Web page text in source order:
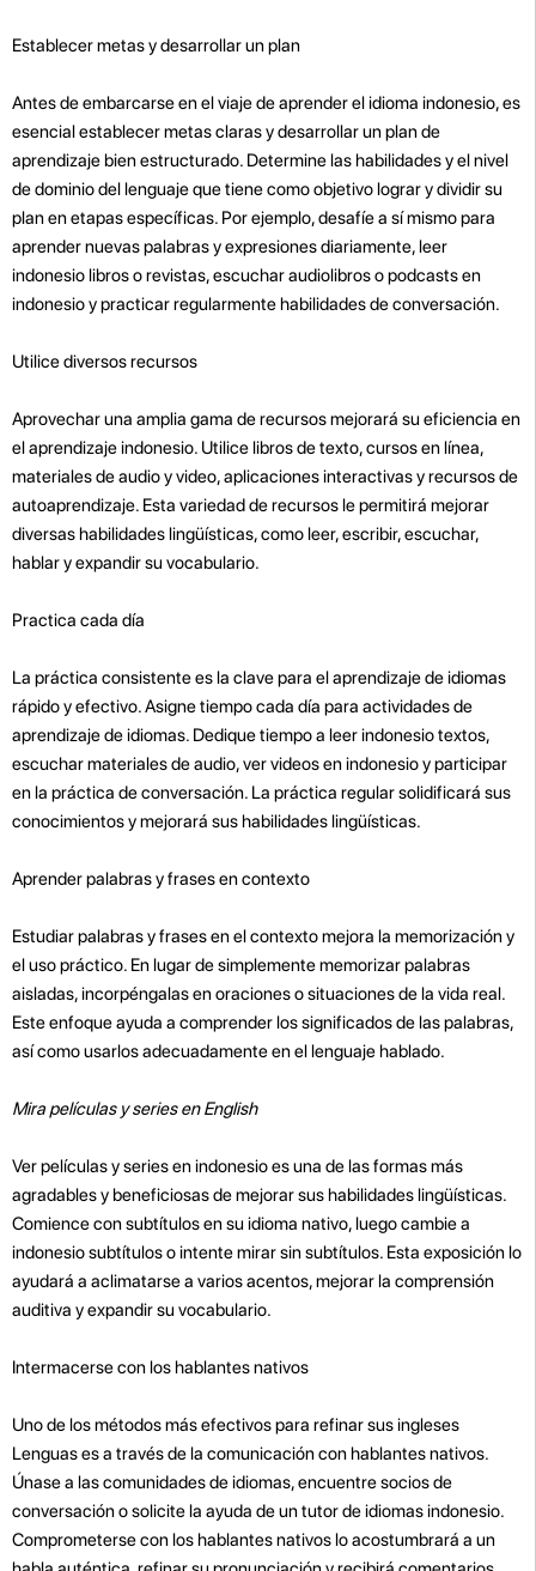
Establecer metas y desarrollar un plan
Antes de embarcarse en el viaje de aprender el idioma indonesio, es
esencial establecer metas claras y desarrollar un plan de
aprendizaje bien estructurado. Determine las habilidades y el nivel
de dominio del lenguaje que tiene como objetivo lograr y dividir su
plan en etapas específicas. Por ejemplo, desafíe a sí mismo para
aprender nuevas palabras y expresiones diariamente, leer
indonesio libros o revistas, escuchar audiolibros o podcasts en
indonesio y practicar regularmente habilidades de conversación.
Utilice diversos recursos
Aprovechar una amplia gama de recursos mejorará su eficiencia en
el aprendizaje indonesio. Utilice libros de texto, cursos en línea,
materiales de audio y video, aplicaciones interactivas y recursos de
autoaprendizaje. Esta variedad de recursos le permitirá mejorar
diversas habilidades lingüísticas, como leer, escribir, escuchar,
hablar y expandir su vocabulario.
Practica cada día
La práctica consistente es la clave para el aprendizaje de idiomas
rápido y efectivo. Asigne tiempo cada día para actividades de
aprendizaje de idiomas. Dedique tiempo a leer indonesio textos,
escuchar materiales de audio, ver videos en indonesio y participar
en la práctica de conversación. La práctica regular solidificará sus
conocimientos y mejorará sus habilidades lingüísticas.
Aprender palabras y frases en contexto
Estudiar palabras y frases en el contexto mejora la memorización y
el uso práctico. En lugar de simplemente memorizar palabras
aisladas, incorpéngalas en oraciones o situaciones de la vida real.
Este enfoque ayuda a comprender los significados de las palabras,
así como usarlos adecuadamente en el lenguaje hablado.
Mira películas y series en English
Ver películas y series en indonesio es una de las formas más
agradables y beneficiosas de mejorar sus habilidades lingüísticas.
Comience con subtítulos en su idioma nativo, luego cambie a
indonesio subtítulos o intente mirar sin subtítulos. Esta exposición lo
ayudará a aclimatarse a varios acentos, mejorar la comprensión
auditiva y expandir su vocabulario.
Intermacerse con los hablantes nativos
Uno de los métodos más efectivos para refinar sus ingleses
Lenguas es a través de la comunicación con hablantes nativos.
Únase a las comunidades de idiomas, encuentre socios de
conversación o solicite la ayuda de un tutor de idiomas indonesio.
Comprometerse con los hablantes nativos lo acostumbrará a un